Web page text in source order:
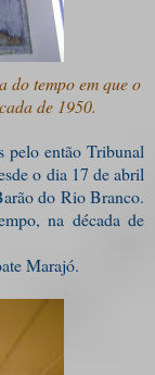
do tempo em que o
de 1950.
pelo então Tribunal
o dia 17 de abril
do Rio Branco.
na década de
Marajó.